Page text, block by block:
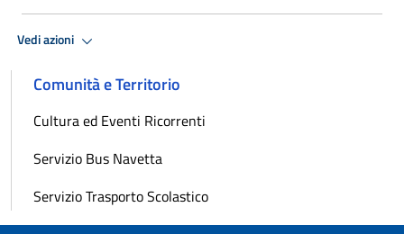
Vedi azioni
Comunità e Territorio
Cultura ed Eventi Ricorrenti
Servizio Bus Navetta
Servizio Trasporto Scolastico